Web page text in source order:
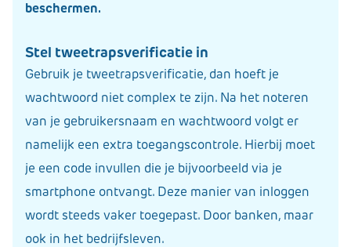
beschermen.
Stel tweetrapsverificatie in
Gebruik je tweetrapsverificatie, dan hoeft je
wachtwoord niet complex te zijn. Na het noteren
van je gebruikersnaam en wachtwoord volgt er
namelijk een extra toegangscontrole. Hierbij moet
je een code invullen die je bijvoorbeeld via je
smartphone ontvangt. Deze manier van inloggen
wordt steeds vaker toegepast. Door banken, maar
ook in het bedrijfsleven.